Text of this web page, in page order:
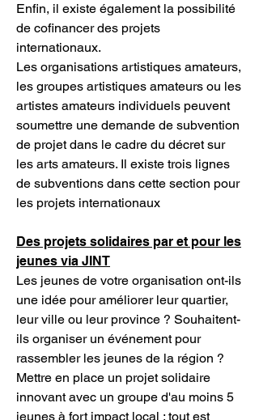
Enfin, il existe également la possibilité
de cofinancer des projets
internationaux.
Les organisations artistiques amateurs,
les groupes artistiques amateurs ou les
artistes amateurs individuels peuvent
soumettre une demande de subvention
de projet dans le cadre du décret sur
les arts amateurs. Il existe trois lignes
de subventions dans cette section pour
les projets internationaux
Des projets solidaires par et pour les
jeunes via JINT
Les jeunes de votre organisation ont-ils
une idée pour améliorer leur quartier,
leur ville ou leur province ? Souhaitent-
ils organiser un événement pour
rassembler les jeunes de la région ?
Mettre en place un projet solidaire
innovant avec un groupe d'au moins 5
jeunes à fort impact local ; tout est